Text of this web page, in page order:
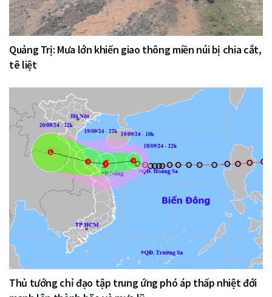
Quảng Trị: Mưa lớn khiến giao thông miền núi bị chia cắt,
tê liệt
Thủ tướng chỉ đạo tập trung ứng phó áp thấp nhiệt đới